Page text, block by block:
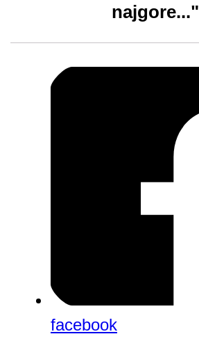
najgore..."
facebook